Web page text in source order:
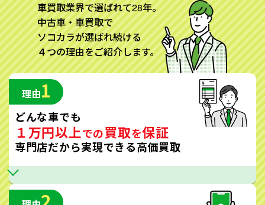
車買取業界で選ばれて28年。
中古車・車買取で
ソコカラが選ばれ続ける
４つの理由をご紹介します。
理由1
どんな車でも
１万円以上での買取を保証
専門店だから実現できる高価買取